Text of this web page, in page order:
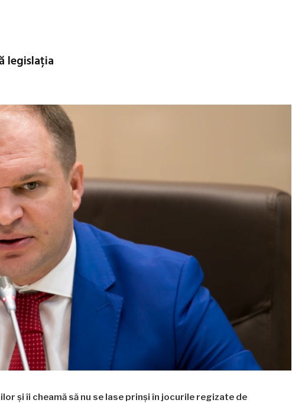
legislația
și îi cheamă să nu se lase prinși în jocurile regizate de